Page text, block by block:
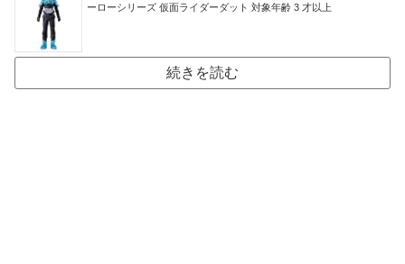
ーローシリーズ 仮面ライダーダット 対象年齢 3 才以上
続きを読む